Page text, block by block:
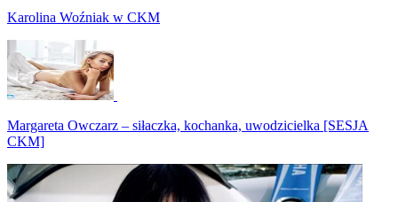
Karolina Woźniak w CKM
Margareta Owczarz – siłaczka, kochanka, uwodzicielka [SESJA
CKM]